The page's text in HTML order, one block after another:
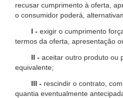
recusar cumprimento à oferta,
o consumidor poderá,
I - exigir o cumprimento
termos da oferta, apresentação
II - aceitar outro produto ou
equivalente;
III - rescindir o contrato,
quantia eventualmente